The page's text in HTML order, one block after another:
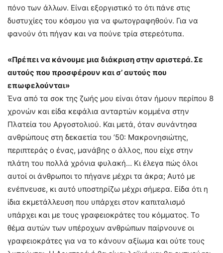
πόνο των άλλων. Είναι εξοργιστικό το ότι πάνε στις
δυστυχίες του κόσμου για να φωτογραφηθούν. Για να
φανούν ότι πήγαν και να πούνε τρία στερεότυπα.
«Πρέπει να κάνουμε μια διάκριση στην αριστερά. Σε
αυτούς που προσφέρουν και σ’ αυτούς που
επωφελούνται»
Ένα από τα σοκ της ζωής μου είναι όταν ήμουν περίπου 8
χρονών και είδα κεφάλια ανταρτών κομμένα στην
Πλατεία του Αργοστολιού. Και μετά, όταν συνάντησα
ανθρώπους στη δεκαετία του ’50: Μακρονησιώτης,
περιπτεράς ο ένας, μανάβης ο άλλος, που είχε στην
πλάτη του πολλά χρόνια φυλακή… Κι έλεγα πώς όλοι
αυτοί οι άνθρωποι το πήγανε μέχρι τα άκρα; Αυτό με
ενέπνευσε, κι αυτό υποστηρίζω μέχρι σήμερα. Είδα ότι η
ίδια εκμετάλλευση που υπάρχει στον καπιταλισμό
υπάρχει και με τους γραφειοκράτες του κόμματος. Το
θέμα αυτών των υπέροχων ανθρώπων παίρνουνε οι
γραφειοκράτες για να το κάνουν αξίωμα και ούτε τους